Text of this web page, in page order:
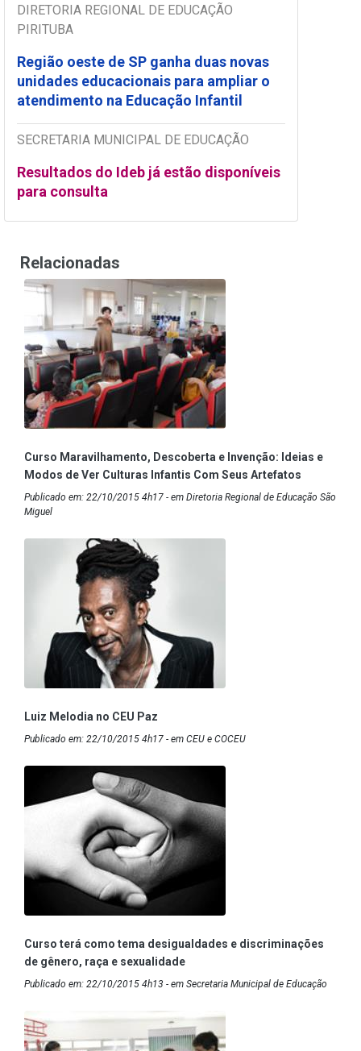
DIRETORIA REGIONAL DE EDUCAÇÃO
PIRITUBA
Região oeste de SP ganha duas novas
unidades educacionais para ampliar o
atendimento na Educação Infantil
SECRETARIA MUNICIPAL DE EDUCAÇÃO
Resultados do Ideb já estão disponíveis
para consulta
Relacionadas
Curso Maravilhamento, Descoberta e Invenção: Ideias e
Modos de Ver Culturas Infantis Com Seus Artefatos
Publicado em: 22/10/2015 4h17 - em Diretoria Regional de Educação São
Miguel
Luiz Melodia no CEU Paz
Publicado em: 22/10/2015 4h17 - em CEU e COCEU
Curso terá como tema desigualdades e discriminações
de gênero, raça e sexualidade
Publicado em: 22/10/2015 4h13 - em Secretaria Municipal de Educação